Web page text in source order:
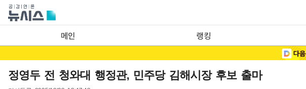
메인 랭킹
정영두 전 청와대 행정관, 민주당 김해시장 후보 출마